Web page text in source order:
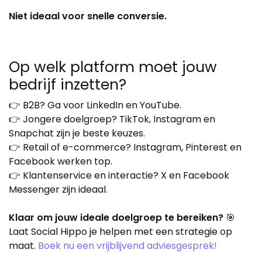
Niet ideaal voor snelle conversie.
Op welk platform moet jouw
bedrijf inzetten?
👉 B2B? Ga voor LinkedIn en YouTube.
👉 Jongere doelgroep? TikTok, Instagram en
Snapchat zijn je beste keuzes.
👉 Retail of e-commerce? Instagram, Pinterest en
Facebook werken top.
👉 Klantenservice en interactie? X en Facebook
Messenger zijn ideaal.
Klaar om jouw ideale doelgroep te bereiken? 🎯
Laat Social Hippo je helpen met een strategie op
maat. Boek nu een vrijblijvend adviesgesprek!